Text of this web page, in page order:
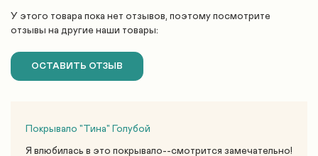
У этого товара пока нет отзывов, поэтому посмотрите
отзывы на другие наши товары:
ОСТАВИТЬ ОТЗЫВ
Покрывало "Тина" Голубой
Я влюбилась в это покрывало--смотрится замечательно!